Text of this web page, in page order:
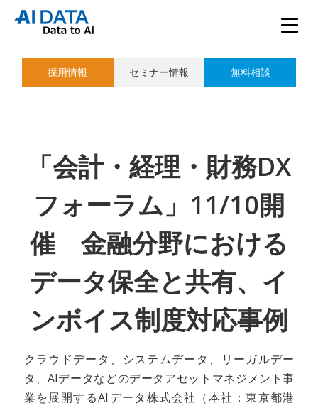
採用情報 セミナー情報 無料相談
「会計・経理・財務DX
フォーラム」11/10開
催 金融分野における
データ保全と共有、イ
ンボイス制度対応事例
クラウドデータ、システムデータ、リーガルデー
タ、AIデータなどのデータアセットマネジメント事
業を展開するAIデータ株式会社（本社：東京都港